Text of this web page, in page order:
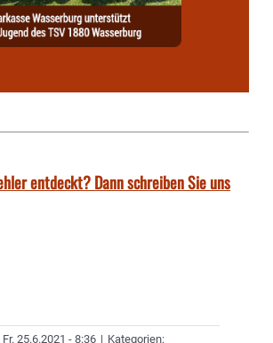
entdeckt? Dann schreiben Sie uns
Fr. 25.6.2021 - 8:36 | Kategorien: